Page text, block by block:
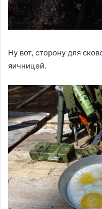
Ну вот, сторону для
яичницей.